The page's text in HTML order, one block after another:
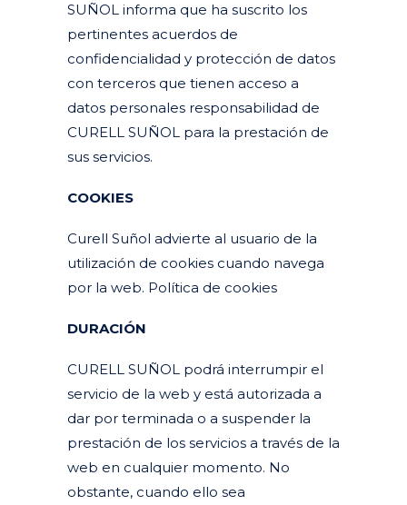
SUÑOL informa que ha suscrito los
pertinentes acuerdos de
confidencialidad y protección de datos
con terceros que tienen acceso a
datos personales responsabilidad de
CURELL SUÑOL para la prestación de
sus servicios.
COOKIES
Curell Suñol advierte al usuario de la
utilización de cookies cuando navega
por la web. Política de cookies
DURACIÓN
CURELL SUÑOL podrá interrumpir el
servicio de la web y está autorizada a
dar por terminada o a suspender la
prestación de los servicios a través de la
web en cualquier momento. No
obstante, cuando ello sea